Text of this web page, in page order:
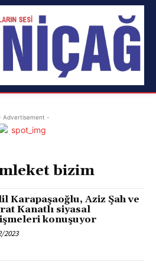
Advertisement -
bizim
Karapaşaoğlu, Aziz Şah ve
Kanatlı siyasal
konuşuyor
2023